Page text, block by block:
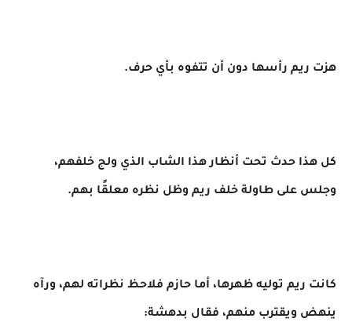
هزت ريم رأسها دون أن تتفوه بأي حرف.
كل هذا حدث تحت أنظار هذا الشاب الذي ولج خلفهم،
وجلس على طاولة خلف ريم وظل نظره معلقًا بهم.
كانت ريم توليه ظهرها، أما حازم فلاحظ نظراته لهم، ورآه
ينهض ويقترب منهم، فقال بدهشة: